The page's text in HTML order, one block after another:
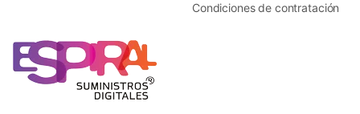
Condiciones de contratación